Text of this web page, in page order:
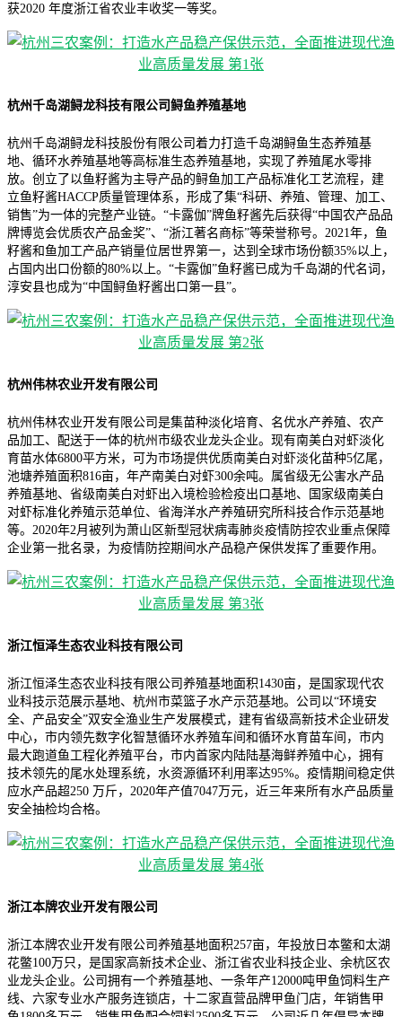
获2020 年度浙江省农业丰收奖一等奖。
杭州千岛湖鲟龙科技有限公司鲟鱼养殖基地
杭州千岛湖鲟龙科技股份有限公司着力打造千岛湖鲟鱼生态养殖基
地、循环水养殖基地等高标准生态养殖基地，实现了养殖尾水零排
放。创立了以鱼籽酱为主导产品的鲟鱼加工产品标准化工艺流程，建
立鱼籽酱HACCP质量管理体系，形成了集“科研、养殖、管理、加工、
销售”为一体的完整产业链。“卡露伽”牌鱼籽酱先后获得“中国农产品品
牌博览会优质农产品金奖”、“浙江著名商标”等荣誉称号。2021年，鱼
籽酱和鱼加工产品产销量位居世界第一，达到全球市场份额35%以上，
占国内出口份额的80%以上。“卡露伽”鱼籽酱已成为千岛湖的代名词，
淳安县也成为“中国鲟鱼籽酱出口第一县”。
杭州伟林农业开发有限公司
杭州伟林农业开发有限公司是集苗种淡化培育、名优水产养殖、农产
品加工、配送于一体的杭州市级农业龙头企业。现有南美白对虾淡化
育苗水体6800平方米，可为市场提供优质南美白对虾淡化苗种5亿尾，
池塘养殖面积816亩，年产南美白对虾300余吨。属省级无公害水产品
养殖基地、省级南美白对虾出入境检验检疫出口基地、国家级南美白
对虾标准化养殖示范单位、省海洋水产养殖研究所科技合作示范基地
等。2020年2月被列为萧山区新型冠状病毒肺炎疫情防控农业重点保障
企业第一批名录，为疫情防控期间水产品稳产保供发挥了重要作用。
浙江恒泽生态农业科技有限公司
浙江恒泽生态农业科技有限公司养殖基地面积1430亩，是国家现代农
业科技示范展示基地、杭州市菜篮子水产示范基地。公司以“环境安
全、产品安全”双安全渔业生产发展模式，建有省级高新技术企业研发
中心，市内领先数字化智慧循环水养殖车间和循环水育苗车间，市内
最大跑道鱼工程化养殖平台，市内首家内陆陆基海鲜养殖中心，拥有
技术领先的尾水处理系统，水资源循环利用率达95%。疫情期间稳定供
应水产品超250 万斤，2020年产值7047万元，近三年来所有水产品质量
安全抽检均合格。
浙江本牌农业开发有限公司
浙江本牌农业开发有限公司养殖基地面积257亩，年投放日本鳖和太湖
花鳖100万只，是国家高新技术企业、浙江省农业科技企业、余杭区农
业龙头企业。公司拥有一个养殖基地、一条年产12000吨甲鱼饲料生产
线、六家专业水产服务连锁店，十二家直营品牌甲鱼门店，年销售甲